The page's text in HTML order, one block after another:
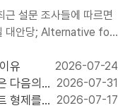
설문 조사들에 따르면
대안당; Alternative for
유 2026-07-24
다음의
2026-07-31
형제를
2026-07-17